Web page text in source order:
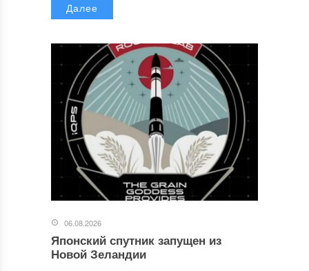
Далее
06.08.2026
Японский спутник запущен из
Новой Зеландии